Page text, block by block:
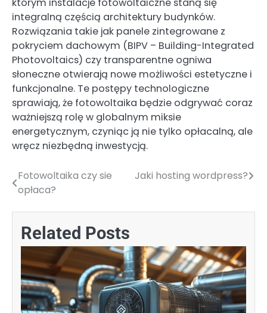
którym instalacje fotowoltaiczne staną się
integralną częścią architektury budynków.
Rozwiązania takie jak panele zintegrowane z
pokryciem dachowym (BIPV – Building-Integrated
Photovoltaics) czy transparentne ogniwa
słoneczne otwierają nowe możliwości estetyczne i
funkcjonalne. Te postępy technologiczne
sprawiają, że fotowoltaika będzie odgrywać coraz
ważniejszą rolę w globalnym miksie
energetycznym, czyniąc ją nie tylko opłacalną, ale
wręcz niezbędną inwestycją.
Nawigacja
wpisu
Fotowoltaika czy sie
opłaca?
Jaki hosting wordpress?
Related Posts